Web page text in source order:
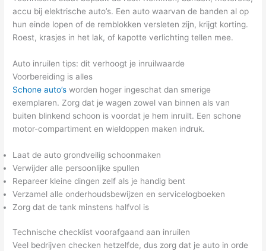
accu bij elektrische auto’s. Een auto waarvan de banden al op
hun einde lopen of de remblokken versleten zijn, krijgt korting.
Roest, krasjes in het lak, of kapotte verlichting tellen mee.
Auto inruilen tips: dit verhoogt je inruilwaarde
Voorbereiding is alles
Schone auto’sworden hoger ingeschat dan smerige
exemplaren. Zorg dat je wagen zowel van binnen als van
buiten blinkend schoon is voordat je hem inruilt. Een schone
motor-compartiment en wieldoppen maken indruk.
Laat de auto grondveilig schoonmaken
Verwijder alle persoonlijke spullen
Repareer kleine dingen zelf als je handig bent
Verzamel alle onderhoudsbewijzen en servicelogboeken
Zorg dat de tank minstens halfvol is
Technische checklist voorafgaand aan inruilen
Veel bedrijven checken hetzelfde, dus zorg dat je auto in orde